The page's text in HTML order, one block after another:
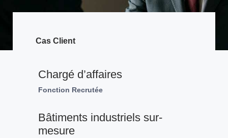
Cas Client
Chargé d’affaires
Fonction Recrutée
Bâtiments industriels sur-
mesure